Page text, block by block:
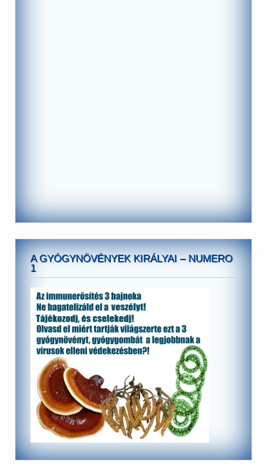
A GYÓGYNÖVÉNYEK KIRÁLYAI – NUMERO
1